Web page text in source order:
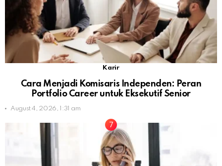
Karir
Cara Menjadi Komisaris Independen: Peran
Portfolio Career untuk Eksekutif Senior
August 4, 2026, 1:31 am